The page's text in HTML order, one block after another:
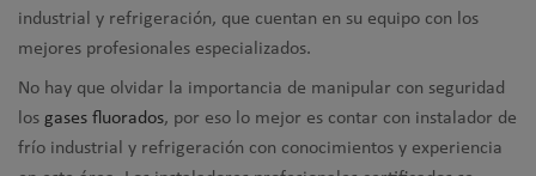
industrial y refrigeración, que cuentan en su equipo con los
mejores profesionales especializados.
No hay que olvidar la importancia de manipular con seguridad
los gases fluorados, por eso lo mejor es contar con instalador de
frío industrial y refrigeración con conocimientos y experiencia